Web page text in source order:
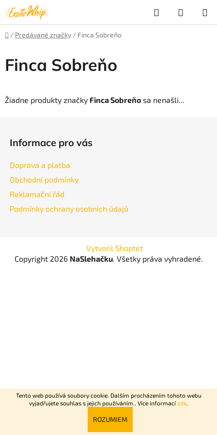
Tento web používá soubory cookie. Dalším procházením tohoto webu
vyjadřujete souhlas s jejich používáním.. Více informací zde.
ROZUMIEM
Prejsť
na
obsah
Rychlý nonstop rozvoz Praha + Dovoz celé ČR do 2 dní.
Hľadať
KOŠÍK
Domov
/ Predávané značky / Finca Sobreňo
Finca Sobreňo
Žiadne produkty značky Finca Sobreňo sa nenašli...
Informace pro vás
Doprava a platba
Obchodní podmínky
Reklamační řád
Podmínky ochrany osobních údajů
Vytvoril Shoptet
Copyright 2026 NaSlehačku. Všetky práva vyhradené.